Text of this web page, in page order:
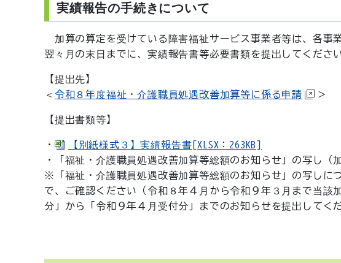
実績報告の手続きについて
加算の算定を受けている障害福祉サービス事業者等は、各事
翌々月の末日までに、実績報告書等必要書類を提出してください
【提出先】
＜ 令和８年度福祉・介護職員処遇改善加算等に係る申請 ＞
【提出書類等】
・
【別紙様式３】実績報告書[XLSX：263KB]
・「福祉・介護職員処遇改善加算等総額のお知らせ」の写し（
※「福祉・介護職員処遇改善加算等総額のお知らせ」の写しに
で、ご確認ください（令和８年４月から令和９年３月まで当該
分」から「令和９年４月受付分」までのお知らせを提出してく